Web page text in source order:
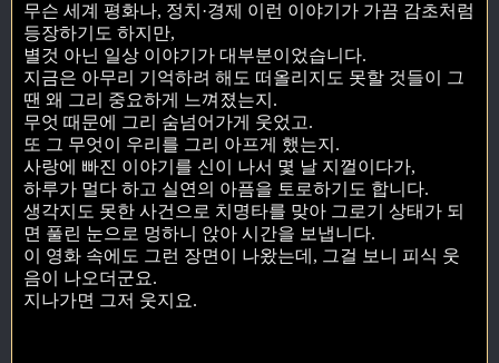
무슨 세계 평화나, 정치·경제 이런 이야기가 가끔 감초처럼
등장하기도 하지만,
별것 아닌 일상 이야기가 대부분이었습니다.
지금은 아무리 기억하려 해도 떠올리지도 못할 것들이 그
땐 왜 그리 중요하게 느껴졌는지.
무엇 때문에 그리 숨넘어가게 웃었고.
또 그 무엇이 우리를 그리 아프게 했는지.
사랑에 빠진 이야기를 신이 나서 몇 날 지껄이다가,
하루가 멀다 하고 실연의 아픔을 토로하기도 합니다.
생각지도 못한 사건으로 치명타를 맞아 그로기 상태가 되
면 풀린 눈으로 멍하니 앉아 시간을 보냅니다.
이 영화 속에도 그런 장면이 나왔는데, 그걸 보니 피식 웃
음이 나오더군요.
지나가면 그저 웃지요.